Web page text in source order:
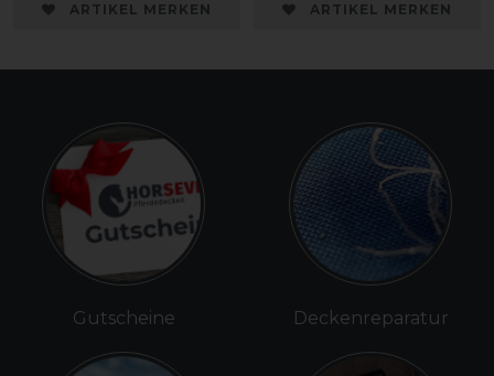
ARTIKEL MERKEN ARTIKEL MERKEN
Gutscheine Deckenreparatur